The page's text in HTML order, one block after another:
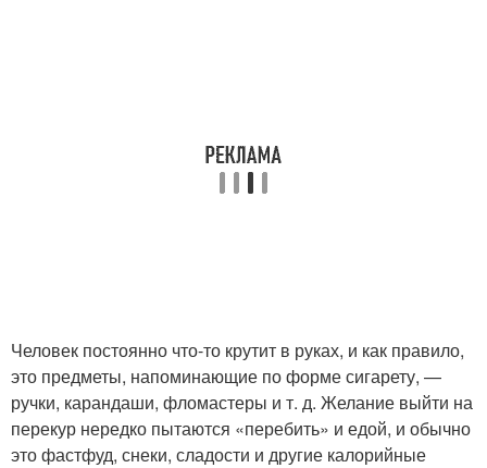
Человек постоянно что-то крутит в руках, и как правило,
это предметы, напоминающие по форме сигарету, —
ручки, карандаши, фломастеры и т. д. Желание выйти на
перекур нередко пытаются «перебить» и едой, и обычно
это фастфуд, снеки, сладости и другие калорийные